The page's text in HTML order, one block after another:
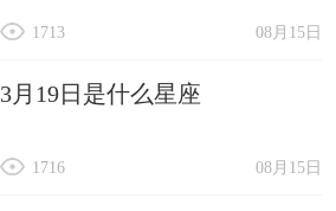
08月15日
1713
3月19日是什么星座
08月15日
1716